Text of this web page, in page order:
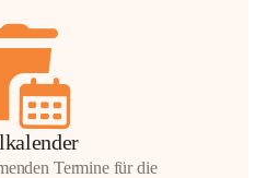
Termine für die